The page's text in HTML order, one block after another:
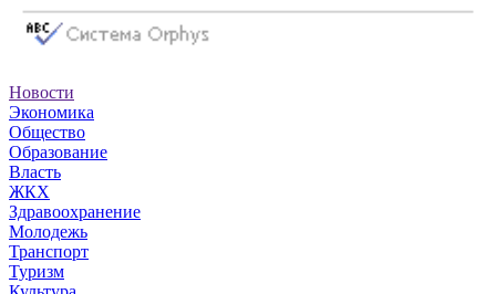
Новости
Экономика
Общество
Образование
Власть
ЖКХ
Здравоохранение
Молодежь
Транспорт
Туризм